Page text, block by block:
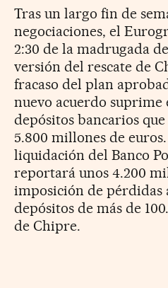
Tras un largo fin de
negociaciones, el
2:30 de la madrugada
versión del rescate de
fracaso del plan
nuevo acuerdo suprime
depósitos bancarios
5.800 millones de
liquidación del Banco
reportará unos 4.200
imposición de pérdidas
depósitos de más de
de Chipre.